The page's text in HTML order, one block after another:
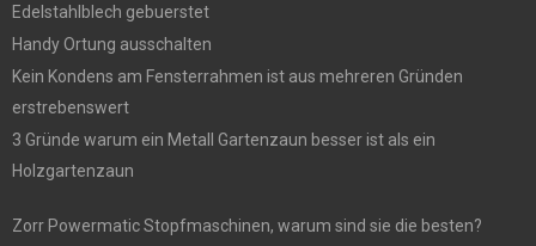
Edelstahlblech gebuerstet
Handy Ortung ausschalten
Kein Kondens am Fensterrahmen ist aus mehreren Gründen
erstrebenswert
3 Gründe warum ein Metall Gartenzaun besser ist als ein
Holzgartenzaun
Zorr Powermatic Stopfmaschinen, warum sind sie die besten?